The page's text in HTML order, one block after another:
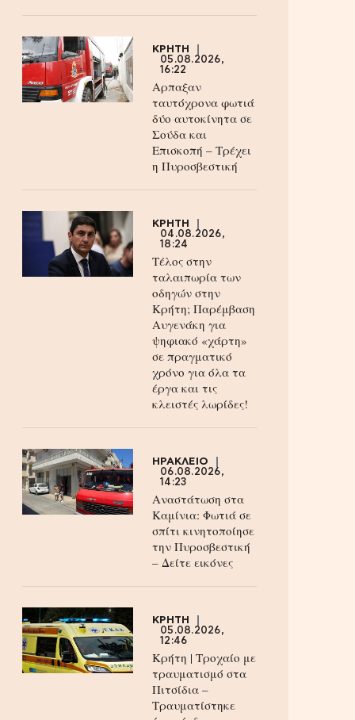
ΚΡΗΤΗ
05.08.2026,
16:22
Αρπαξαν
ταυτόχρονα φωτιά
δύο αυτοκίνητα σε
Σούδα και
Επισκοπή – Τρέχει
η Πυροσβεστική
ΚΡΗΤΗ
04.08.2026,
18:24
Τέλος στην
ταλαιπωρία των
οδηγών στην
Κρήτη; Παρέμβαση
Αυγενάκη για
ψηφιακό «χάρτη»
σε πραγματικό
χρόνο για όλα τα
έργα και τις
κλειστές λωρίδες!
ΗΡΑΚΛΕΙΟ
06.08.2026,
14:23
Αναστάτωση στα
Καμίνια: Φωτιά σε
σπίτι κινητοποίησε
την Πυροσβεστική
– Δείτε εικόνες
ΚΡΗΤΗ
05.08.2026,
12:46
Κρήτη | Τροχαίο με
τραυματισμό στα
Πιτσίδια –
Τραυματίστηκε